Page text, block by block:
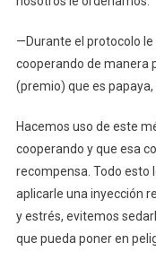
—Durante el protocolo
cooperando de manera
(premio) que es
Hacemos uso de este
cooperando y que esa
recompensa. Todo esto
aplicarle una inyección
y estrés, evitemos
que pueda poner en